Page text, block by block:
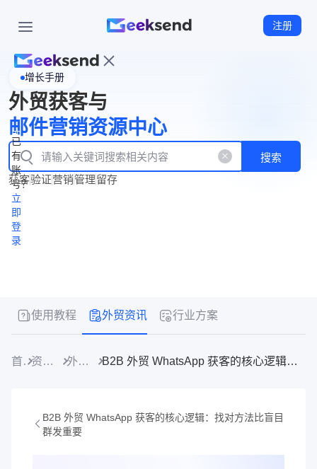
注册
页
WhatsApp
企业号
New
产
品
功
能
产
品
价
格
资
源
中
心
立
即
注
册
已
有
账
号？
立
即
登
录
增长手册
外贸获客与
邮件营销资源中心
搜索
获客验证营销管理留存
使用教程 外贸资讯 行业方案
首页 资源中心 外贸资讯 B2B 外贸 WhatsApp 获客的核心逻辑：找对方法比盲目群发重要
B2B 外贸 WhatsApp 获客的核心逻辑：找对方法比盲目
群发重要